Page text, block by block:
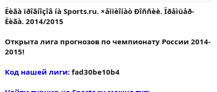
Ëèãà ïðîãíîçîâ íà Sports.ru. ×åìïèîíàò Ðîññèè. Ïðåìüåð-
Ëèãà. 2014/2015
Открыта лига прогнозов по чемпионату России 2014-
2015!
Код нашей лиги: fad30be10b4